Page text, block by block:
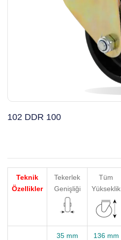
102 DDR 100
Teknik
Özellikler
Tekerlek
Genişliği
Tüm
Yükseklik
35 mm 136 mm